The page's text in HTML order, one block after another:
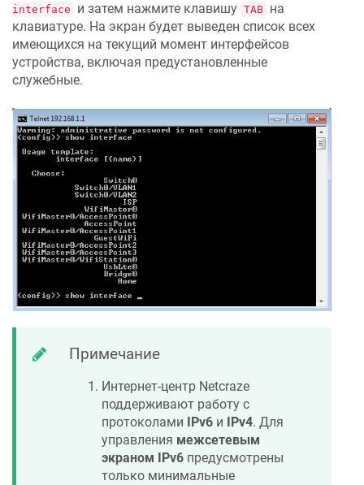
interface
и затем нажмите клавишу TAB на
клавиатуре. На экран будет выведен список всех
имеющихся на текущий момент интерфейсов
устройства, включая предустановленные
служебные.
Примечание
Интернет-центр Netcraze
поддерживают работу с
протоколами IPv6 и IPv4. Для
управления межсетевым
экраном IPv6 предусмотрены
только минимальные